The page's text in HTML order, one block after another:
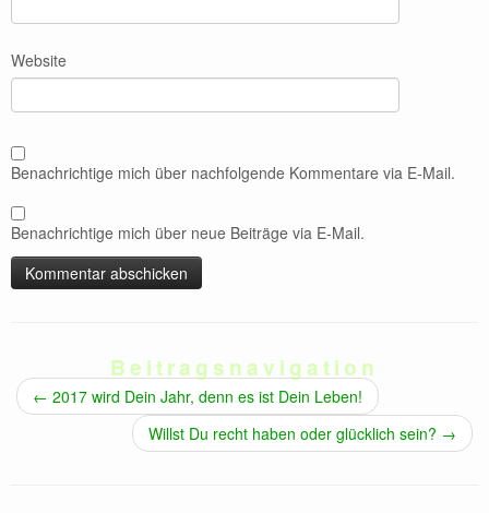
Website
Benachrichtige mich über nachfolgende Kommentare via E-Mail.
Benachrichtige mich über neue Beiträge via E-Mail.
Beitragsnavigation
← 2017 wird Dein Jahr, denn es ist Dein Leben!
Willst Du recht haben oder glücklich sein? →